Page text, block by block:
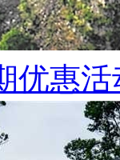
优惠